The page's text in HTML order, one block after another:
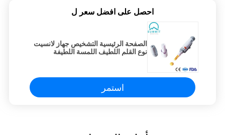
احصل على افضل سعر ل
الصفحة الرئيسية التشخيص جهاز لانسيت
نوع القلم اللطيف اللمسة اللطيفة
استمر